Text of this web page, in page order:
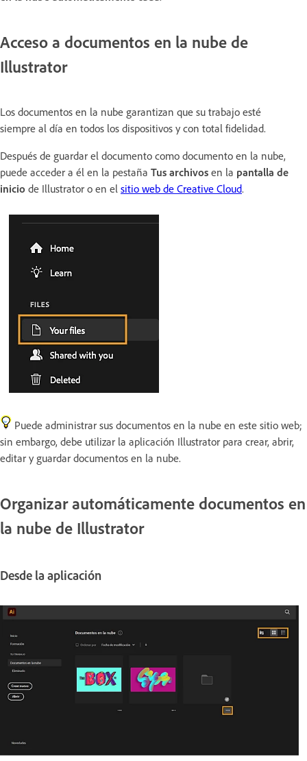
Acceso a documentos en la nube de
Illustrator
Los documentos en la nube garantizan que su trabajo esté
siempre al día en todos los dispositivos y con total fidelidad.
Después de guardar el documento como documento en la nube,
puede acceder a él en la pestaña Tus archivos en la pantalla de
inicio de Illustrator o en el sitio web de Creative Cloud.
Puede administrar sus documentos en la nube en este sitio web;
sin embargo, debe utilizar la aplicación Illustrator para crear, abrir,
editar y guardar documentos en la nube.
Organizar automáticamente documentos en
la nube de Illustrator
Desde la aplicación